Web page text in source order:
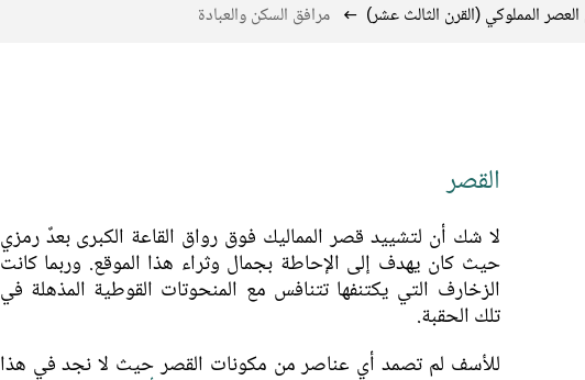
العصر المملوكي (القرن الثالث عشر) مرافق السكن والعبادة
القصر
لا شك أن لتشييد قصر المماليك فوق رواق القاعة الكبرى بعدٌ رمزي
حيث كان يهدف إلى الإحاطة بجمال وثراء هذا الموقع. وربما كانت
الزخارف التي يكتنفها تتنافس مع المنحوتات القوطية المذهلة في
تلك الحقبة.
للأسف لم تصمد أي عناصر من مكونات القصر حيث لا نجد في هذا